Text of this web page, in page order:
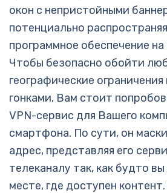
окон с непристойными
потенциально
программное обеспечение
Чтобы безопасно обойти
географические
гонками, Вам стоит
VPN-сервис для Вашего
смартфона. По сути, он
адрес, представляя его
телеканалу так, как будто
месте, где доступен